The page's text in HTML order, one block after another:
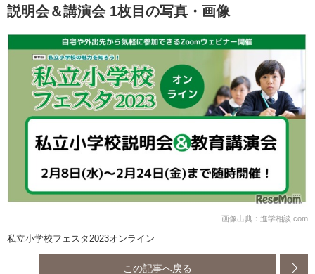
説明会＆講演会 1枚目の写真・画像
画像出典：進学相談.com
私立小学校フェスタ2023オンライン
この記事へ戻る